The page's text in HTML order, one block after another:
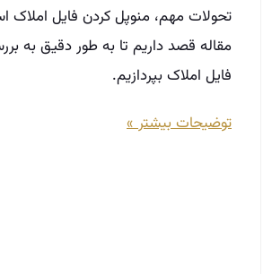
تحولات مهم، منوپل کردن فایل املاک
مقاله قصد داریم تا به طور دقیق به
فایل املاک بپردازیم.
توضیحات بیشتر »